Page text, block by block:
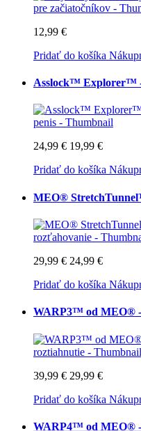
12,99 €
Pridať do košíka
Asslock™ Explorer™
24,99 € 19,99 €
Pridať do košíka
MEO®
29,99 € 24,99 €
Pridať do košíka
WARP3™ od MEO®
39,99 € 29,99 €
Pridať do košíka
WARP4™ od MEO®